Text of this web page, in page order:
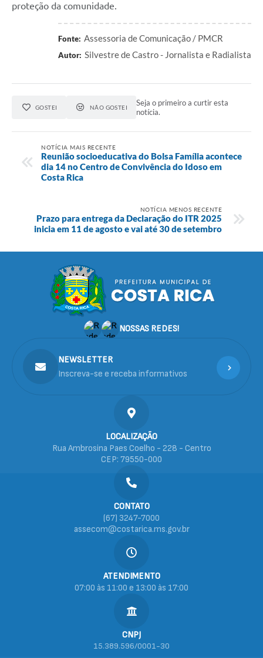
proteção da comunidade.
Fonte: Assessoria de Comunicação / PMCR
Autor: Silvestre de Castro - Jornalista e Radialista
GOSTEI NÃO GOSTEI
Seja o primeiro a curtir esta
notícia.
NOTÍCIA MAIS RECENTE
Reunião socioeducativa do Bolsa Família acontece
dia 14 no Centro de Convivência do Idoso em
Costa Rica
NOTÍCIA MENOS RECENTE
Prazo para entrega da Declaração do ITR 2025
inicia em 11 de agosto e vai até 30 de setembro
NOSSAS REDES!
LOCALIZAÇÃO
Rua Ambrosina Paes Coelho - 228 - Centro
CEP: 79550-000
CONTATO
(67) 3247-7000
assecom@costarica.ms.gov.br
ATENDIMENTO
07:00 às 11:00 e 13:00 às 17:00
CNPJ
15.389.596/0001-30
NEWSLETTER
Inscreva-se e receba informativos